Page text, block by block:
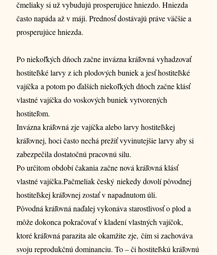
čmeliaky si už vybudujú prosperujúce hniezdo. Hniezda
často napáda až v máji. Prednosť dostávajú práve väčšie a
prosperujúce hniezda.
Po niekoľkých dňoch začne invázna kráľovná vyhadzovať
hostiteľské larvy z ich plodových buniek a jesť hostiteľské
vajíčka a potom po ďalších niekoľkých dňoch začne klásť
vlastné vajíčka do voskových buniek vytvorených
hostiteľom.
Invázna kráľovná zje vajíčka alebo larvy hostiteľskej
kráľovnej, hoci často nechá prežiť vyvinutejšie larvy aby si
zabezpečila dostatočnú pracovnú silu.
Po určitom období čakania začne nová kráľovná klásť
vlastné vajíčka.Pačmeliak český niekedy dovolí pôvodnej
hostiteľskej kráľovnej zostať v napadnutom úli.
Pôvodná kráľovná naďalej vykonáva starostlivosť o plod a
môže dokonca pokračovať v kladení vlastných vajíčok,
ktoré kráľovná parazita ale okamžite zje, čím si zachováva
svoju reprodukčnú dominanciu. To – či hostiteľskú kráľovnú